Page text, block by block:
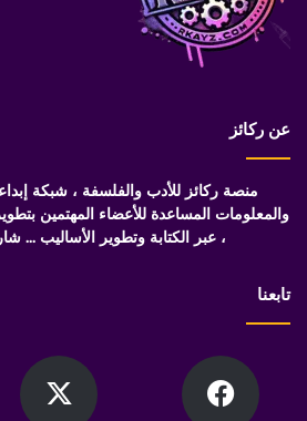
عن ركائز
منصة ركائز للأدب والفلسفة ، شبكة
والمعلومات المساعدة للأعضاء المهتمين
، عبر الكتابة وتطوير الأساليب ...
تابعنا